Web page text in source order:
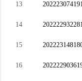
13
14
15
16